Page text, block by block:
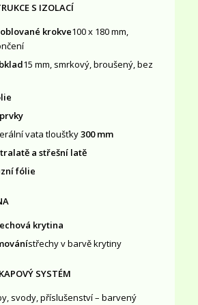
S IZOLACÍ
krokve100 x 180 mm,
15 mm, smrkový, broušený, bez
vata tloušťky300 mm
a střešní latě
fólie
krytina
střechy v barvě krytiny
SYSTÉM
svody, příslušenství – barvený